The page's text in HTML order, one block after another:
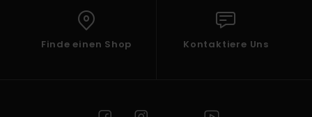
Finde einen Shop Kontaktiere Uns